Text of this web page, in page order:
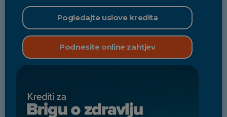
Pogledajte uslove kredita
Podnesite online zahtjev